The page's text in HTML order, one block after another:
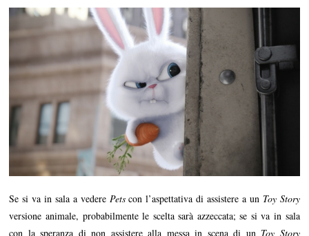
Se si va in sala a vedere Petscon l’aspettativa di assistere a un Toy Story
versione animale, probabilmente le scelta sarà azzeccata; se si va in sala
con la speranza di non assistere alla messa in scena di un Toy Story